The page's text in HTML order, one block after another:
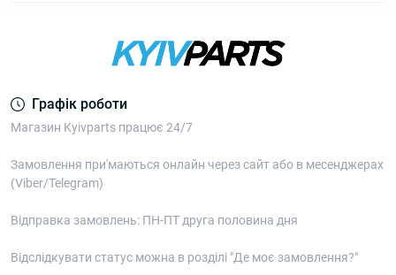
Графік роботи
Магазин Kyivparts працює 24/7
Замовлення при'маються онлайн через сайт або в месенджерах
(Viber/Telegram)
Відправка замовлень: ПН-ПТ друга половина дня
Відслідкувати статус можна в розділі "Де моє замовлення?"